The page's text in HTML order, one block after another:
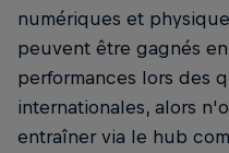
numériques et
peuvent être gagnés
performances lors des
internationales, alors
entraîner via le hub